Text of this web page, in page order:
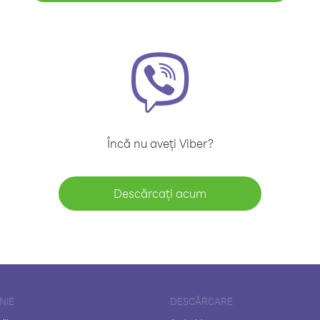
Încă nu aveți Viber?
Descărcați acum
DESCĂRCARE